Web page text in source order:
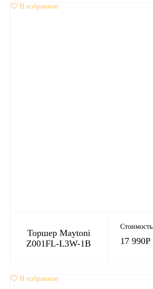
В избранное
Торшер Maytoni
Z001FL-L3W-1B
Стоимость
17 990Р
В избранное